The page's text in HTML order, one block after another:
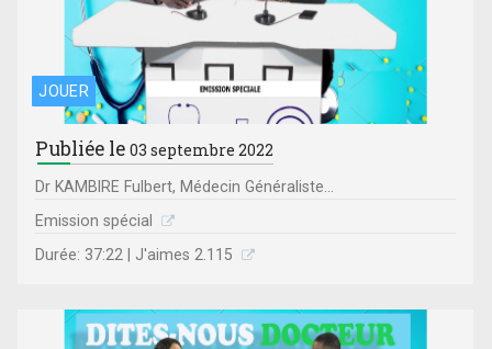
JOUER
Publiée le03 septembre 2022
Dr KAMBIRE Fulbert, Médecin Généraliste...
Emission spécial
Durée: 37:22 | J'aimes 2.115